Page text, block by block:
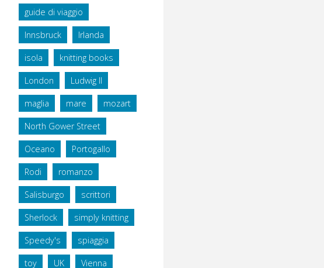
guide di viaggio
Innsbruck Irlanda
isola knitting books
London Ludwig II
maglia mare mozart
North Gower Street
Oceano Portogallo
Rodi romanzo
Salisburgo scrittori
Sherlock simply knitting
Speedy's spiaggia
toy UK Vienna